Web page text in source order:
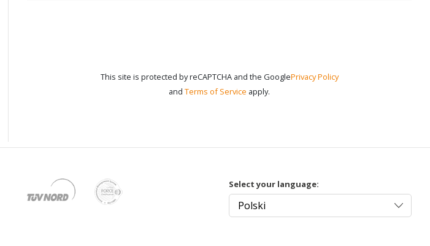
This site is protected by reCAPTCHA and the GooglePrivacy Policy
and Terms of Service apply.
Select your language: